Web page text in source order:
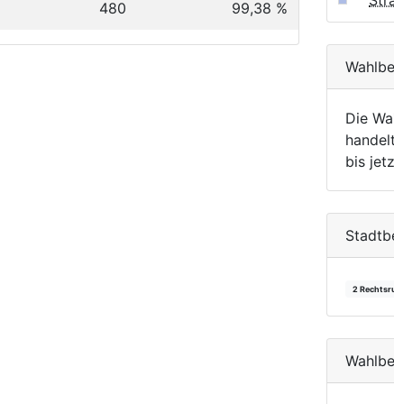
480 99,38 %
Die
bis
2